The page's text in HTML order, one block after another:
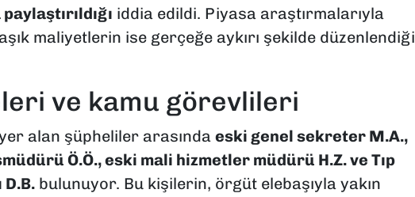
iddia edildi. Piyasa araştırmalarıyla
maliyetlerin ise gerçeğe aykırı şekilde düzenlendiği
ve kamu görevlileri
alan şüpheliler arasında eski genel sekreter M.A.,
Ö.Ö., eski mali hizmetler müdürü H.Z. ve Tıp
bulunuyor. Bu kişilerin, örgüt elebaşıyla yakın